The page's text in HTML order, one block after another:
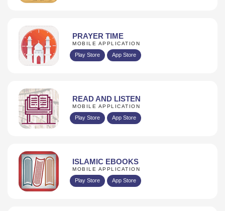
PRAYER TIME
MOBILE APPLICATION
Play Store App Store
READ AND LISTEN
MOBILE APPLICATION
Play Store App Store
ISLAMIC EBOOKS
MOBILE APPLICATION
Play Store App Store